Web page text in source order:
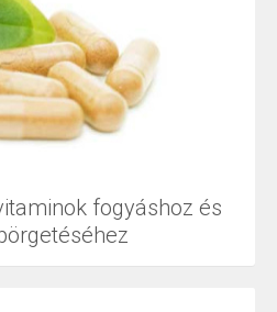
fogyáshoz és